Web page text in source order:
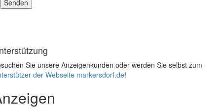
Sie unsere Anzeigenkunden oder werden Sie selbst zum
der Webseite markersdorf.de!